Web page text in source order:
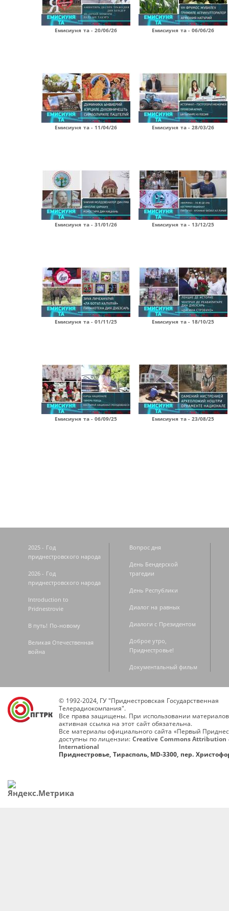
Емисиуня та - 20/06/26 Емисиуня та - 06/06/26
Емисиуня та - 11/04/26 Емисиуня та - 28/03/26
Емисиуня та - 31/01/26 Емисиуня та - 13/12/25
Емисиуня та - 01/11/25 Емисиуня та - 18/10/25
Емисиуня та - 06/09/25 Емисиуня та - 23/08/25
2025 - Год
приднестровского народа
2026 - Год
приднестровского народа
Introduction to
Pridnestrovie
В путь! По-новому
Великая Отечественная
война
Вопрос дня
День Бендерской
трагедии
День Республики
Диалог на равных
Диалоги с Президентом
Доброе утро,
Приднестровье!
Документальный фильм
© 1992-2024, ГУ "Приднестровская Государственная
Телерадиокомпания".
Все права защищены. При использовании
активная ссылка на этот сайт обязательна.
Все материалы официального сайта «Первый
доступны по лицензии: Creative Commons Attribution
International
Приднестровье, Тирасполь, MD-3300, пер.